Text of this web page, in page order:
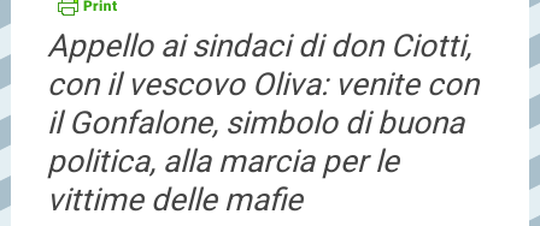
Appello ai sindaci di don Ciotti,
con il vescovo Oliva: venite con
il Gonfalone, simbolo di buona
politica, alla marcia per le
vittime delle mafie